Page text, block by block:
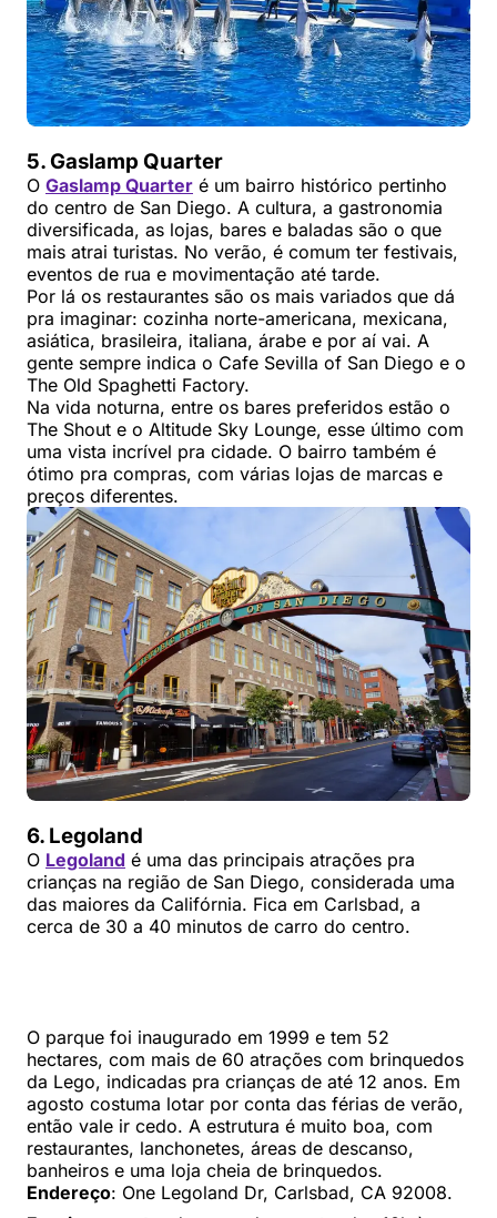
5. Gaslamp Quarter
O Gaslamp Quarter é um bairro histórico pertinho
do centro de San Diego. A cultura, a gastronomia
diversificada, as lojas, bares e baladas são o que
mais atrai turistas. No verão, é comum ter festivais,
eventos de rua e movimentação até tarde.
Por lá os restaurantes são os mais variados que dá
pra imaginar: cozinha norte-americana, mexicana,
asiática, brasileira, italiana, árabe e por aí vai. A
gente sempre indica o Cafe Sevilla of San Diego e o
The Old Spaghetti Factory.
Na vida noturna, entre os bares preferidos estão o
The Shout e o Altitude Sky Lounge, esse último com
uma vista incrível pra cidade. O bairro também é
ótimo pra compras, com várias lojas de marcas e
preços diferentes.
6. Legoland
O Legoland é uma das principais atrações pra
crianças na região de San Diego, considerada uma
das maiores da Califórnia. Fica em Carlsbad, a
cerca de 30 a 40 minutos de carro do centro.
O parque foi inaugurado em 1999 e tem 52
hectares, com mais de 60 atrações com brinquedos
da Lego, indicadas pra crianças de até 12 anos. Em
agosto costuma lotar por conta das férias de verão,
então vale ir cedo. A estrutura é muito boa, com
restaurantes, lanchonetes, áreas de descanso,
banheiros e uma loja cheia de brinquedos.
Endereço: One Legoland Dr, Carlsbad, CA 92008.